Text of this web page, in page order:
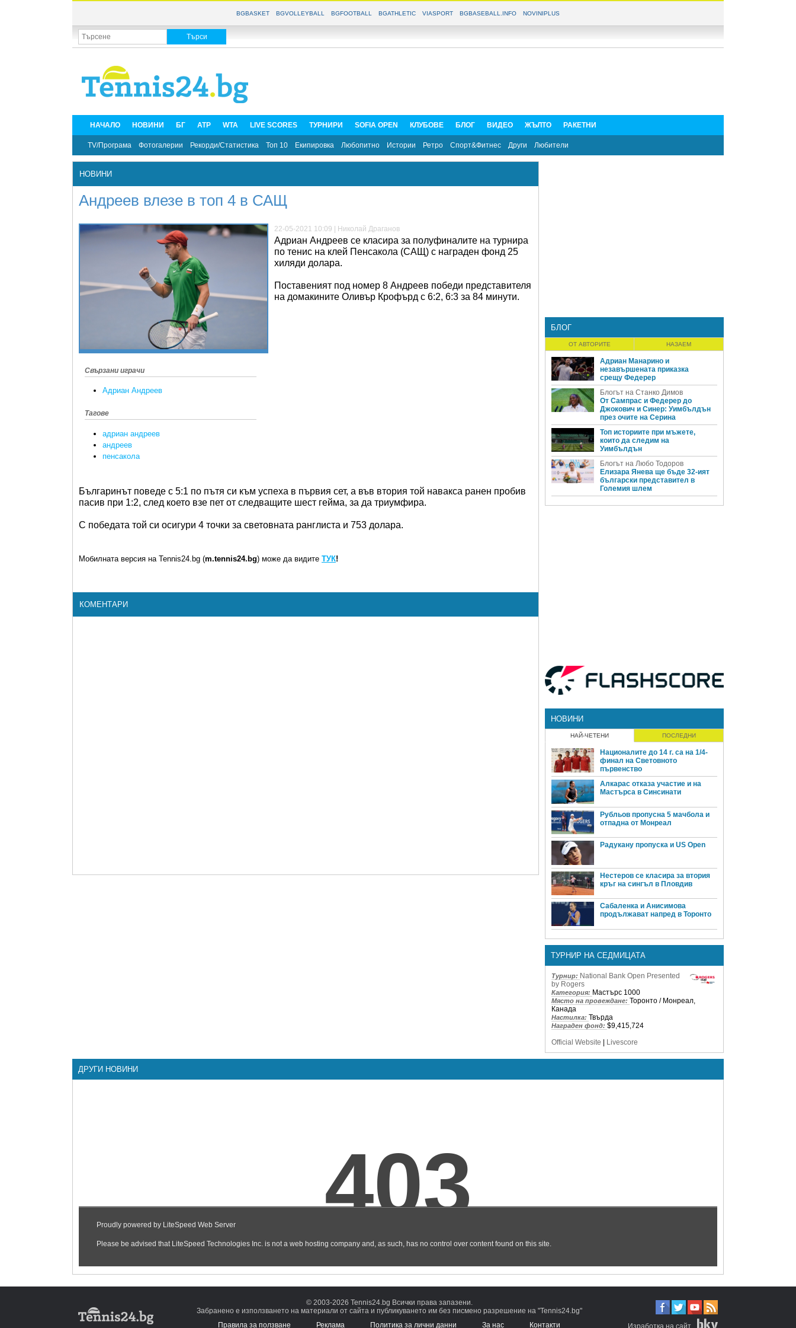
BGBASKET BGVOLLEYBALL BGFOOTBALL BGATHLETIC VIASPORT BGBASEBALL.INFO NOVINIPLUS
НАЧАЛО НОВИНИ БГ ATP WTA LIVE SCORES ТУРНИРИ SOFIA OPEN КЛУБОВЕ БЛОГ ВИДЕО ЖЪЛТО РАКЕТНИ
TV/Програма Фотогалерии Рекорди/Статистика Топ 10 Екипировка Любопитно Истории Ретро Спорт&Фитнес Други Любители
НОВИНИ
Андреев влезе в топ 4 в САЩ
Свързани играчи
Адриан Андреев
Тагове
адриан андреев
андреев
пенсакола
22-05-2021 10:09 | Николай Драганов
Адриан Андреев се класира за полуфиналите на турнира
по тенис на клей Пенсакола (САЩ) с награден фонд 25
хиляди долара.
Поставеният под номер 8 Андреев победи представителя
на домакините Оливър Крофърд с 6:2, 6:3 за 84 минути.
Българинът поведе с 5:1 по пътя си към успеха в първия сет, а във втория той навакса ранен пробив
пасив при 1:2, след което взе пет от следващите шест гейма, за да триумфира.
С победата той си осигури 4 точки за световната ранглиста и 753 долара.
Мобилната версия на Tennis24.bg (m.tennis24.bg) може да видите ТУК!
КОМЕНТАРИ
БЛОГ
ОТ АВТОРИТЕ НАЗАЕМ
Адриан Манарино и
незавършената приказка
срещу Федерер
Блогът на Станко Димов
От Сампрас и Федерер до
Джокович и Синер: Уимбълдън
през очите на Серина
Топ историите при мъжете,
които да следим на
Уимбълдън
Блогът на Любо Тодоров
Елизара Янева ще бъде 32-ият
български представител в
Големия шлем
НОВИНИ
НАЙ-ЧЕТЕНИ ПОСЛЕДНИ
Националите до 14 г. са на 1/4-
финал на Световното
първенство
Алкарас отказа участие и на
Мастърса в Синсинати
Рубльов пропусна 5 мачбола и
отпадна от Монреал
Радукану пропуска и US Open
Нестеров се класира за втория
кръг на сингъл в Пловдив
Сабаленка и Анисимова
продължават напред в Торонто
ТУРНИР НА СЕДМИЦАТА
Турнир: National Bank Open Presented
by Rogers
Категория: Мастърс 1000
Място на провеждане: Торонто / Монреал,
Канада
Настилка: Твърда
Награден фонд: $9,415,724
Official Website | Livescore
ДРУГИ НОВИНИ
© 2003-2026 Tennis24.bg Всички права запазени.
Забранено е използването на материали от сайта и публикуването им без писмено разрешение на "Tennis24.bg"
Правила за ползване
Реклама Политика за лични данни За нас Контакти Изработка на сайт